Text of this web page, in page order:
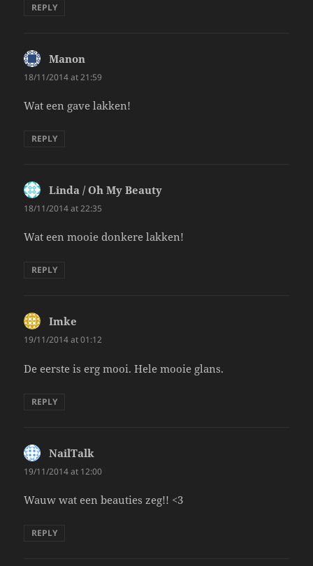
REPLY
Manon
18/11/2014 at 21:59
Wat een gave lakken!
REPLY
Linda / Oh My Beauty
18/11/2014 at 22:35
Wat een mooie donkere lakken!
REPLY
Imke
19/11/2014 at 01:12
De eerste is erg mooi. Hele mooie glans.
REPLY
NailTalk
19/11/2014 at 12:00
Wauw wat een beauties zeg!! <3
REPLY